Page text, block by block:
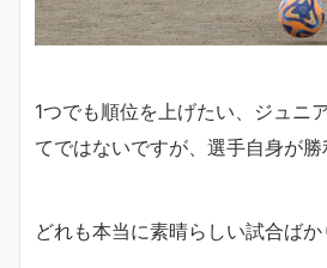
1つでも順位を上げたい、ジュニ
てではないですが、選手自身が勝
どれも本当に素晴らしい試合ば